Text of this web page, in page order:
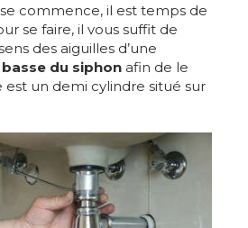
commence, il est temps de
se faire, il vous suffit de
des aiguilles d’une
du siphon afin de le
est un demi cylindre situé sur